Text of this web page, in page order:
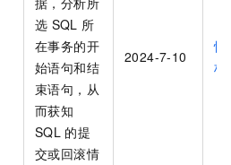
选 SQL 所
在事务的开
始语句和结
束语句，从
而获知
SQL 的提
交或回滚情
2024-7-10
快
析